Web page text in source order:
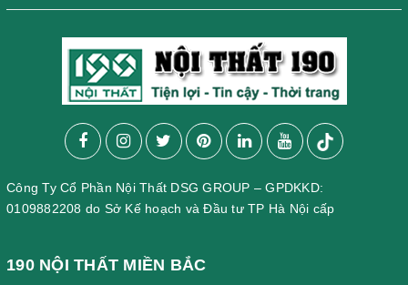
Công Ty Cổ Phần Nội Thất DSG GROUP – GPDKKD:
0109882208 do Sở Kế hoạch và Đầu tư TP Hà Nội cấp
190 NỘI THẤT MIỀN BẮC